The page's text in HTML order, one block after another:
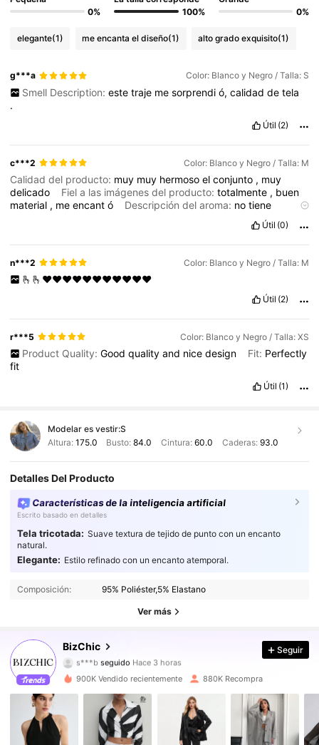
0%
100%
0%
elegante(1) me encanta el diseño(1) alto grado exquisito(1)
g***a Color: Blanco y Negro / Talla: S
Smell Description: este traje me sorprendi ó, calidad de tela
.
Útil (2)
c***2 Color: Blanco y Negro / Talla: M
Calidad del producto: muy muy hermosoelconjunto , muy
delicado
Fiel a las imágenes del producto:totalmente , buen
material , meencantó Descripción del aroma: notiene
Útil (0)
n***2 Color: Blanco y Negro / Talla: M
🫰🫰❤️❤️❤️❤️❤️❤️❤️❤️❤️❤️❤️
Útil (2)
r***5 Color: Blanco y Negro / Talla: XS
Product Quality: Good quality and nice design Fit: Perfectly
fit
Útil (1)
Modelar es vestir:S
Altura: 175.0 Busto:84.0 Cintura: 60.0 Caderas: 93.0
Detalles Del Producto
Características de la inteligencia artificial
Escrito basado en detalles
Tela tricotada: Suave textura de tejido de punto con un encanto
natural.
Elegante: Estilo refinado con un encanto atemporal.
Composición: 95% Poliéster,5% Elastano
Ver más
BizChic
4,91 1.2M Seguidores
1.2M Seguidores
s***bseguido
4,91
1.2M Seguidores
4,91 1.2M Seguidores
1.2M Seguidores
Seguir
900K Vendido recientemente 880K Recompra